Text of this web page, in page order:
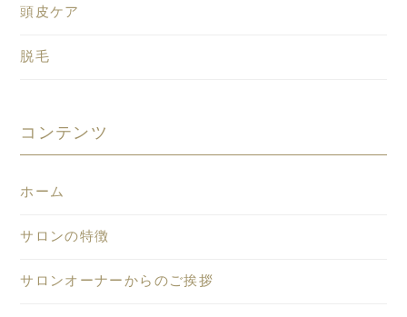
頭皮ケア
脱毛
コンテンツ
ホーム
サロンの特徴
サロンオーナーからのご挨拶